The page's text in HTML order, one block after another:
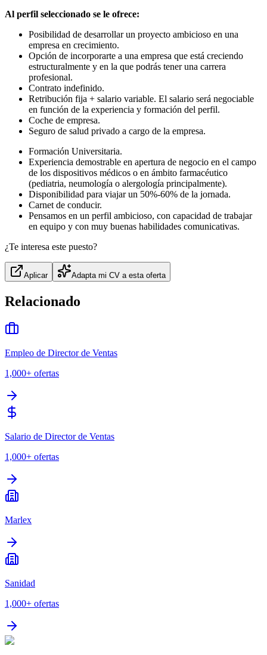
Al perfil seleccionado se le ofrece:
Posibilidad de desarrollar un proyecto ambicioso en una
empresa en crecimiento.
Opción de incorporarte a una empresa que está creciendo
estructuralmente y en la que podrás tener una carrera
profesional.
Contrato indefinido.
Retribución fija + salario variable. El salario será negociable
en función de la experiencia y formación del perfil.
Coche de empresa.
Seguro de salud privado a cargo de la empresa.
Formación Universitaria.
Experiencia demostrable en apertura de negocio en el campo
de los dispositivos médicos o en ámbito farmacéutico
(pediatria, neumología o alergología principalmente).
Disponibilidad para viajar un 50%-60% de la jornada.
Carnet de conducir.
Pensamos en un perfil ambicioso, con capacidad de trabajar
en equipo y con muy buenas habilidades comunicativas.
¿Te interesa este puesto?
Aplicar Adapta mi CV a esta oferta
Relacionado
Empleo de Director de Ventas
1,000+ ofertas
Salario de Director de Ventas
1,000+ ofertas
Marlex
Sanidad
1,000+ ofertas